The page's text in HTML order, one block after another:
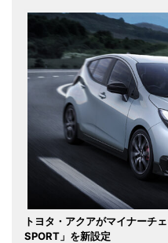
トヨタ・アクアがマイナーチ
SPORT」を新設定